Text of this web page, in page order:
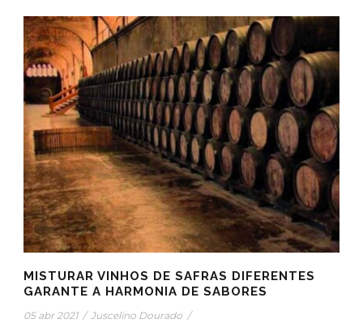
MISTURAR VINHOS DE SAFRAS DIFERENTES
GARANTE A HARMONIA DE SABORES
05 abr 2021 / Juscelino Dourado /